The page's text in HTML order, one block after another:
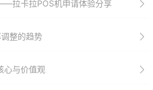
拉卡拉POS机申请体验分享
整的趋势
心与价值观